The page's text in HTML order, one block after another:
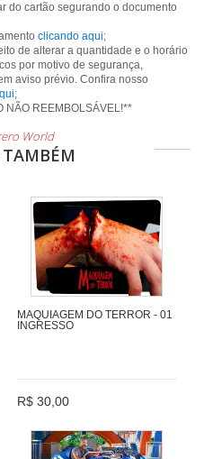
do cartão segurando o documento
clicando aqui;
de alterar a quantidade e o horário
por motivo de segurança,
aviso prévio. Confira nosso
;
NÃO REEMBOLSÁVEL!**
World
TAMBÉM
MAQUIAGEM DO TERROR - 01
INGRESSO
R$ 30,00